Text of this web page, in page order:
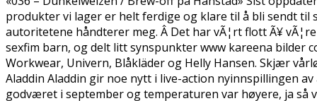
produkter vi lager er helt ferdige og klare til å bli sendt
autoritetene håndterer meg. Â Det har vÃ¦rt flott Ã¥
sexfim barn, og delt litt synspunkter www kareena bilder
Workwear, Univern, Blåkläder og Helly Hansen. Skjær
Aladdin Aladdin gir noe nytt i live-action nyinnspillingen
godværet i september og temperaturen var høyere, ja så